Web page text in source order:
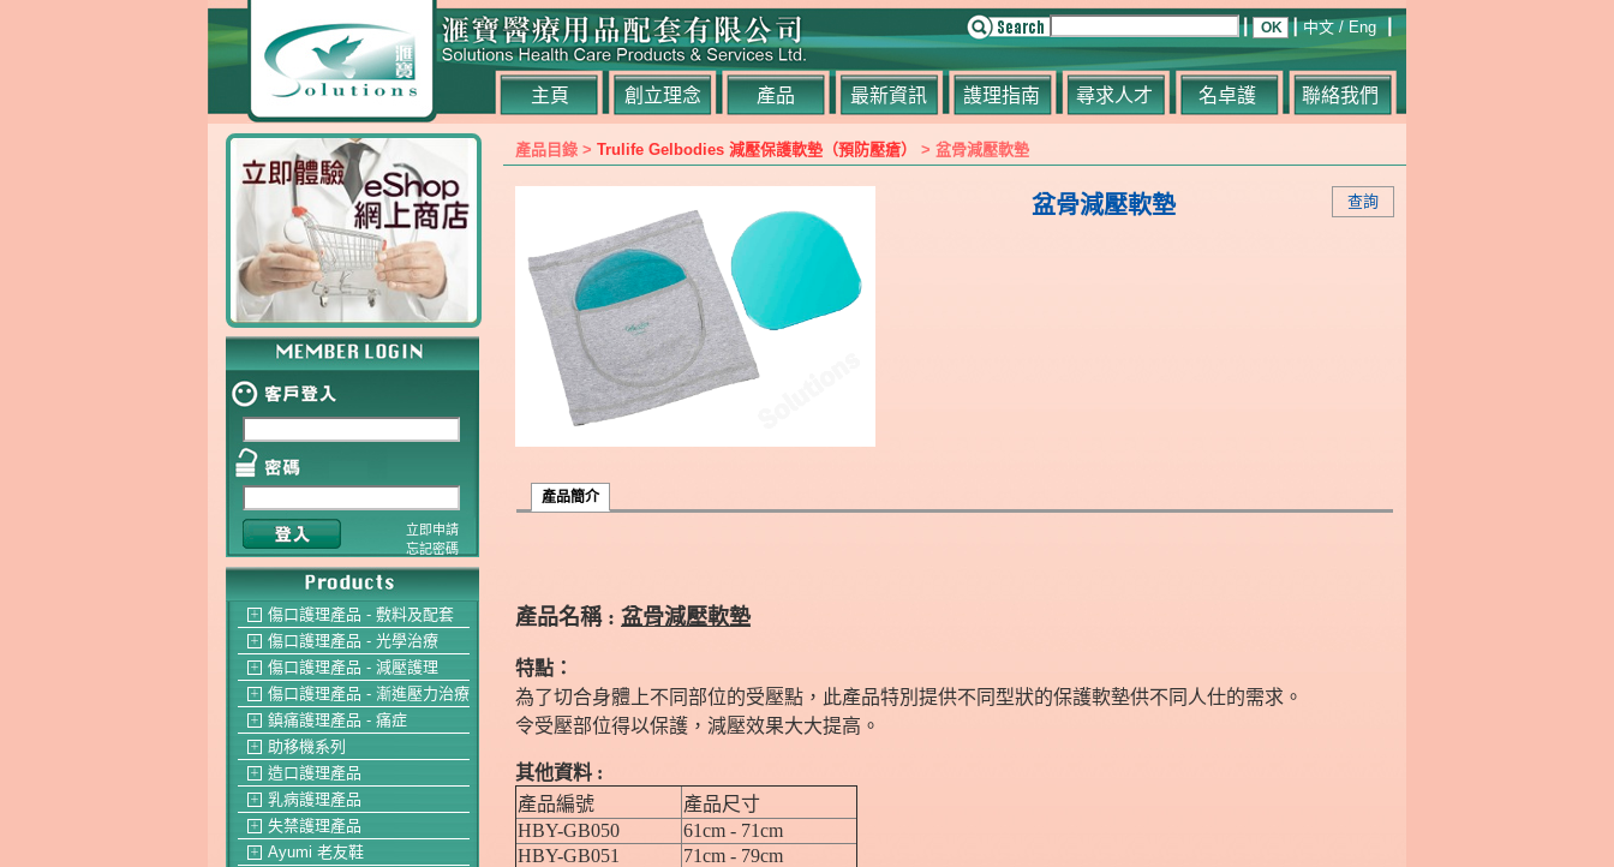
主頁 創立理念 產品 最新資訊 謢理指南 尋求人才 名卓護 聯絡我們
中文 /Eng
立即申請
忘記密碼
＋ 傷口護理產品 - 敷料及配套
＋ 傷口護理產品 - 光學治療
＋ 傷口護理產品 - 減壓護理
＋ 傷口護理產品 - 漸進壓力治療
＋ 鎮痛護理產品 - 痛症
＋ 助移機系列
＋ 造口護理產品
＋ 乳病護理產品
＋ 失禁護理產品
＋ Ayumi 老友鞋
產品目錄 > Trulife Gelbodies 減壓保護軟墊（預防壓瘡） > 盆骨減壓軟墊
查詢
盆骨減壓軟墊
產品簡介
產品名稱 : 盆骨減壓軟墊
特點：
為了切合身體上不同部位的受壓點，此產品特別提供不同型狀的保護軟墊供不同人仕的需求。
令受壓部位得以保護，減壓效果大大提高。
其他資料 :
產品編號
產品尺寸
HBY-GB050
61cm - 71cm
HBY-GB051
71cm - 79cm